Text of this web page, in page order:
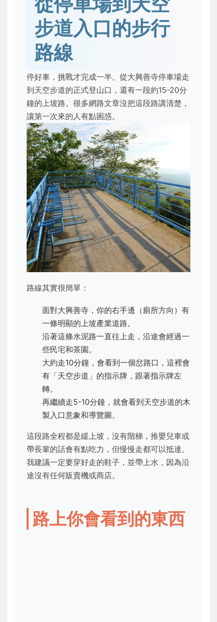
步道入口的步行
路線
停好車，挑戰才完成一半。從大興善寺停車場走
到天空步道的正式登山口，還有一段約15-20分
鐘的上坡路。很多網路文章沒把這段路講清楚，
讓第一次來的人有點困惑。
路線其實很簡單：
面對大興善寺，你的右手邊（廁所方向）有
一條明顯的上坡產業道路。
沿著這條水泥路一直往上走，沿途會經過一
些民宅和茶園。
大約走10分鐘，會看到一個岔路口，這裡會
有「天空步道」的指示牌，跟著指示牌左
轉。
再繼續走5-10分鐘，就會看到天空步道的木
製入口意象和導覽圖。
這段路全程都是緩上坡，沒有階梯，推嬰兒車或
帶長輩的話會有點吃力，但慢慢走都可以抵達。
我建議一定要穿好走的鞋子，並帶上水，因為沿
途沒有任何販賣機或商店。
路上你會看到的東西